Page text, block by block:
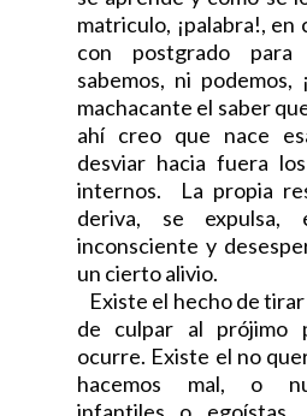
matriculo, ¡palabra!,
con postgrado para
sabemos, ni
machacante el saber
ahí creo que nace
desviar hacia fuera
internos. La propia
deriva, se
inconsciente y
un cierto alivio.
Existe el hecho de
de culpar al prójimo
ocurre. Existe el no
hacemos mal, o